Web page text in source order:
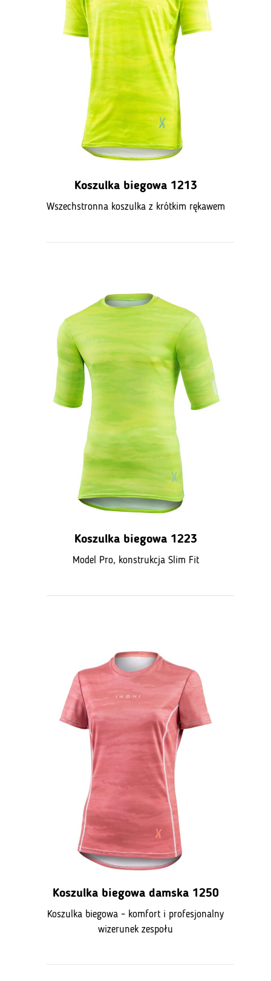
Koszulka biegowa 1213
Wszechstronna koszulka z krótkim rękawem
Koszulka biegowa 1223
Model Pro, konstrukcja Slim Fit
Koszulka biegowa damska 1250
Koszulka biegowa – komfort i profesjonalny
wizerunek zespołu